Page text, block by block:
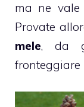
ma ne
Provate
mele, da
fronteggiare